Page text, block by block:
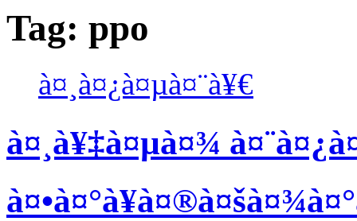
Tag: ppo
à¤¸à¤¿à¤µà¤¨à¥€
à¤¸à¥‡à¤µà¤¾